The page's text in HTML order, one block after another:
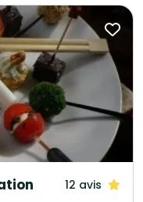
12 avis